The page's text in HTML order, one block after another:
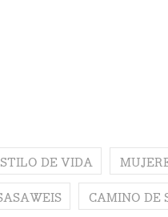
DE VIDA
CAMINO DE